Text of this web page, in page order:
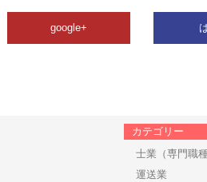
google+
カテゴリー
士業（専門職種
運送業